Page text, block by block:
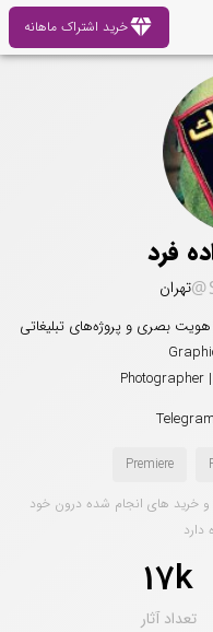
diamondخرید اشتراک ماهانه
فرد
تهران
Photographer
Premiere
خرید های انجام شده درون خود
دارد
17k
تعداد آثار